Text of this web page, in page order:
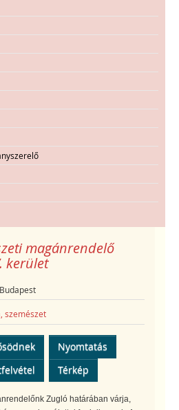
magánrendelő
kerület
szemészet
Nyomtatás
Térkép
Zugló határában várja,